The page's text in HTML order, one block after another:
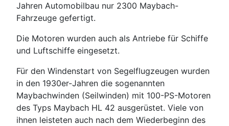
Jahren Automobilbau nur 2300 Maybach-
Fahrzeuge gefertigt.
Die Motoren wurden auch als Antriebe für Schiffe
und Luftschiffe eingesetzt.
Für den Windenstart von Segelflugzeugen wurden
in den 1930er-Jahren die sogenannten
Maybachwinden (Seilwinden) mit 100-PS-Motoren
des Typs Maybach HL 42 ausgerüstet. Viele von
ihnen leisteten auch nach dem Wiederbeginn des